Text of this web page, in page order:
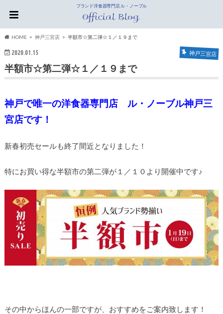
ブランド洋食器専門店 ル・ノーブル
HOME 神戸三宮店 半額市☆第二弾☆１／１９まで
2020.01.15 神戸三宮店
半額市☆第二弾☆１／１９まで
神戸で唯一の洋食器専門店 ル・ノーブル神戸三
宮店です！
新春初売セールも終了間近となりました！
特にお買い得な半額市の第二弾が１／１０より開催中です♪
その中からほんの一部ですが、おすすめをご案内致します！